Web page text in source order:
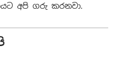
අපි ගරු කරනවා.